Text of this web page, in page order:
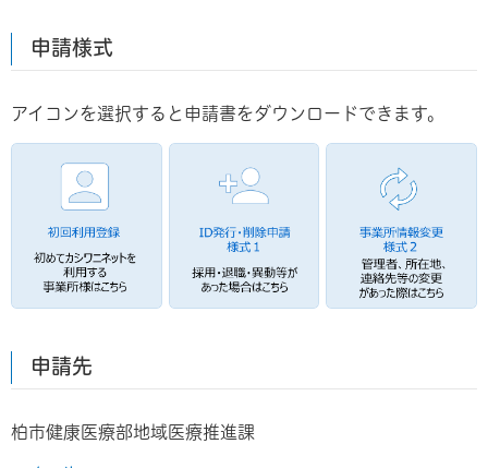
申請様式
アイコンを選択すると申請書をダウンロードできます。
申請先
柏市健康医療部地域医療推進課